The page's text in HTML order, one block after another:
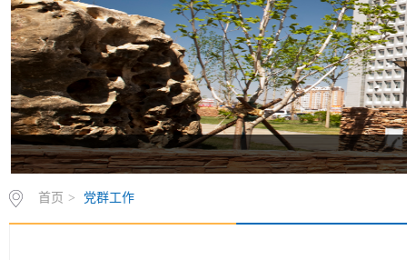
首页 > 党群工作